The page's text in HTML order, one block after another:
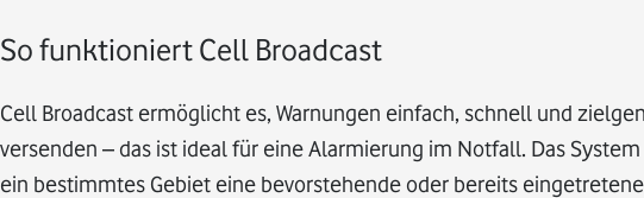
So funktioniert Cell Broadcast
Cell Broadcast ermöglicht es, Warnungen einfach, schnell und
versenden – das ist ideal für eine Alarmierung im Notfall. Das
ein bestimmtes Gebiet eine bevorstehende oder bereits